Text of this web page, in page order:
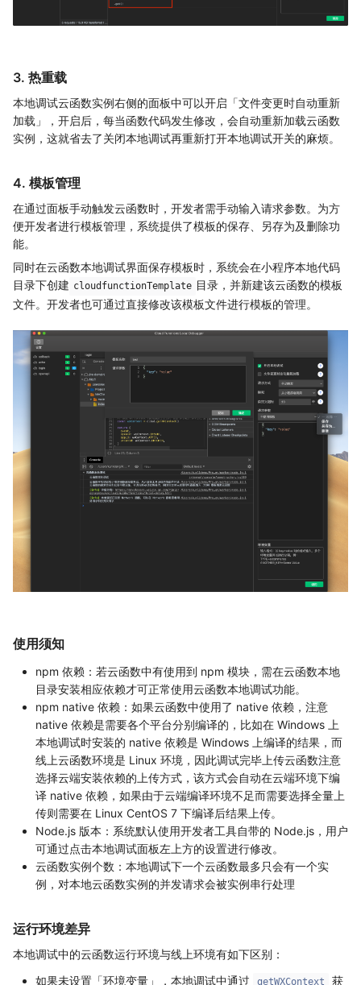
3. 热重载
本地调试云函数实例右侧的面板中可以开启「文件变更时自动重新
加载」，开启后，每当函数代码发生修改，会自动重新加载云函数
实例，这就省去了关闭本地调试再重新打开本地调试开关的麻烦。
4. 模板管理
在通过面板手动触发云函数时，开发者需手动输入请求参数。为方
便开发者进行模板管理，系统提供了模板的保存、另存为及删除功
能。
同时在云函数本地调试界面保存模板时，系统会在小程序本地代码
目录下创建 cloudfunctionTemplate 目录，并新建该云函数的模板
文件。开发者也可通过直接修改该模板文件进行模板的管理。
使用须知
npm 依赖：若云函数中有使用到 npm 模块，需在云函数本地
目录安装相应依赖才可正常使用云函数本地调试功能。
npm native 依赖：如果云函数中使用了 native 依赖，注意
native 依赖是需要各个平台分别编译的，比如在 Windows 上
本地调试时安装的 native 依赖是 Windows 上编译的结果，而
线上云函数环境是 Linux 环境，因此调试完毕上传云函数注意
选择云端安装依赖的上传方式，该方式会自动在云端环境下编
译 native 依赖，如果由于云端编译环境不足而需要选择全量上
传则需要在 Linux CentOS 7 下编译后结果上传。
Node.js 版本：系统默认使用开发者工具自带的 Node.js，用户
可通过点击本地调试面板左上方的设置进行修改。
云函数实例个数：本地调试下一个云函数最多只会有一个实
例，对本地云函数实例的并发请求会被实例串行处理
运行环境差异
本地调试中的云函数运行环境与线上环境有如下区别：
如果未设置「环境变量」，本地调试中通过
getWXContext 获